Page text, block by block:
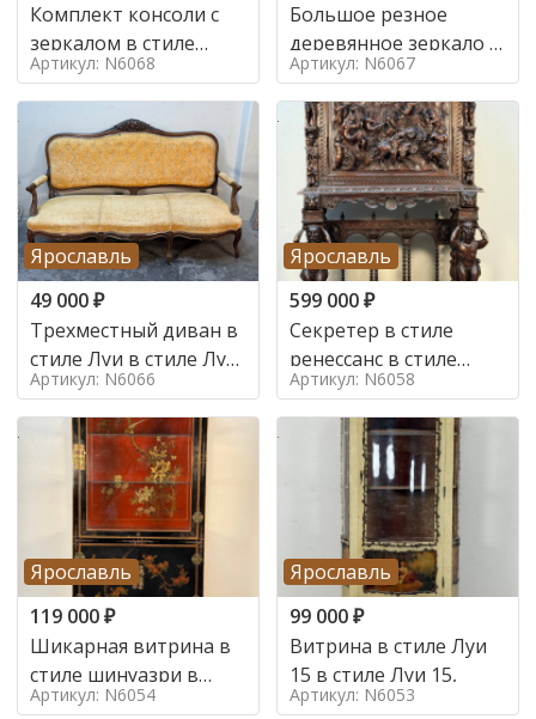
Комплект консоли с
зеркалом в стиле
ренессанс,
Артикул: N6068
Большое резное
деревянное зеркало с
золочением в стиле
Артикул: N6067
Ярославль
49 000₽
Трехместный диван в
стиле Луи в стиле Луи
16,
Артикул: N6066
Ярославль
599 000₽
Секретер в стиле
ренессанс в стиле
ренессанс, 19 век
Артикул: N6058
Ярославль
119 000₽
Шикарная витрина в
стиле шинуазри в
стиле шинуазри,
Артикул: N6054
Ярославль
99 000₽
Витрина в стиле Луи
15 в стиле Луи 15,
Артикул: N6053